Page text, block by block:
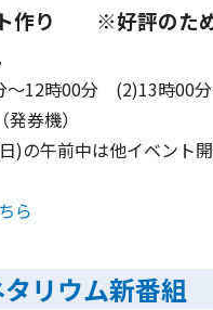
作り ※好評のた
～12時00分 (2)13時00
券機）
)の午前中は他イベント
ら
リウム新番組